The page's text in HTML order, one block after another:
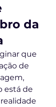
da
que
de
está de